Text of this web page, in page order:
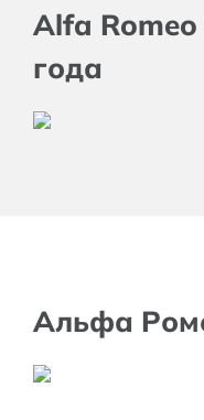
Alfa
года
Альфа